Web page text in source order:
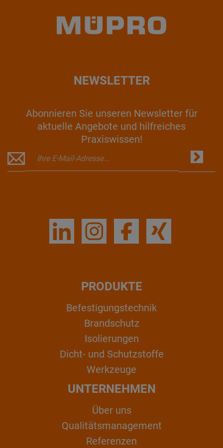
NEWSLETTER
Abonnieren Sie unseren Newsletter für
aktuelle Angebote und hilfreiches
Praxiswissen!
PRODUKTE
Befestigungstechnik
Brandschutz
Isolierungen
Dicht- und Schutzstoffe
Werkzeuge
UNTERNEHMEN
Über uns
Qualitätsmanagement
Referenzen